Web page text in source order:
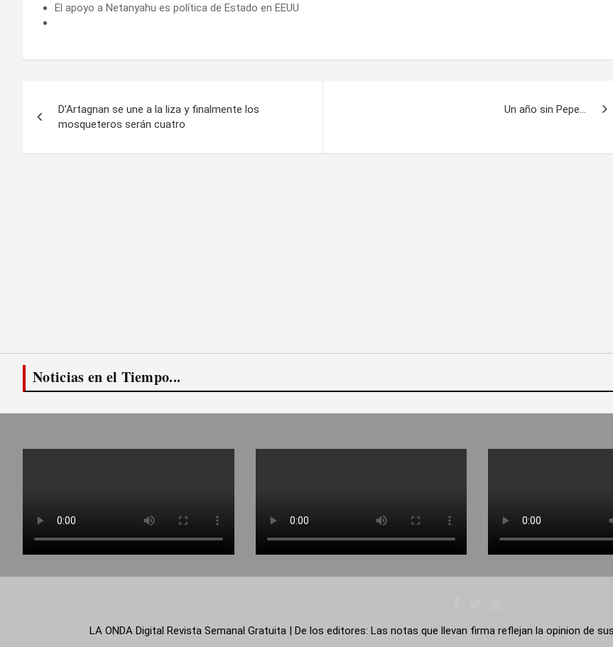
El apoyo a Netanyahu es política de Estado en EEUU
de
entradas
D’Artagnan se une a la liza y finalmente los
mosqueteros serán cuatro
Un año sin Pepe…
Noticias en el Tiempo...
LA ONDA Digital Revista Semanal Gratuita | De los editores: Las notas que llevan firma reflejan la opinion de